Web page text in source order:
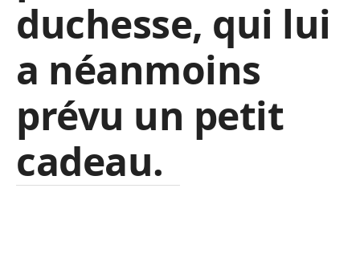
duchesse, qui lui
a néanmoins
prévu un petit
cadeau.